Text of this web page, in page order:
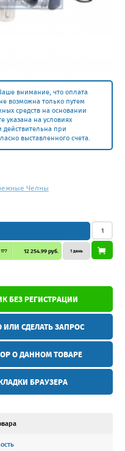
внимание, что оплата
возможна только путем
средств на основании
указана на условиях
действительна при
выставленного счета.
Челны
177 12 254.99 руб. 1 день
БЕЗ РЕГИСТРАЦИИ
СДЕЛАТЬ ЗАПРОС
О ДАННОМ ТОВАРЕ
БРАУЗЕРА